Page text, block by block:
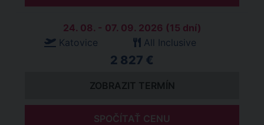
24. 08. - 07. 09. 2026 (15 dní)
Katovice
All Inclusive
2 827 €
ZOBRAZIT TERMÍN
SPOČÍTAŤ CENU